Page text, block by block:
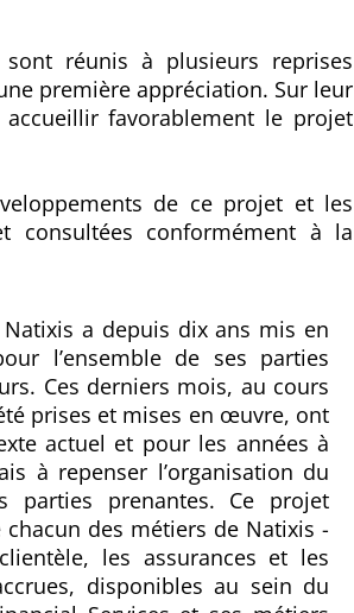
réunis à plusieurs reprises
première appréciation. Sur leur
favorablement le projet
de ce projet et les
consultées conformément à la
a depuis dix ans mis en
l’ensemble de ses parties
Ces derniers mois, au cours
prises et mises en œuvre, ont
actuel et pour les années à
à repenser l’organisation du
parties prenantes. Ce projet
des métiers de Natixis -
les assurances et les
disponibles au sein du